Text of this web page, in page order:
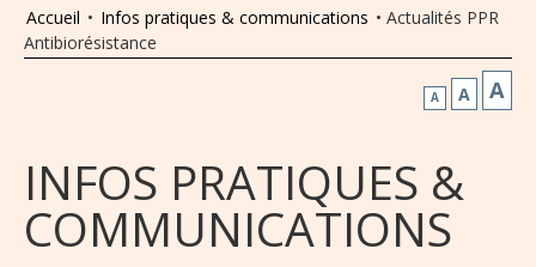
Accueil • Infos pratiques & communications • Actualités PPR
Antibiorésistance
A A A
INFOS PRATIQUES &
COMMUNICATIONS